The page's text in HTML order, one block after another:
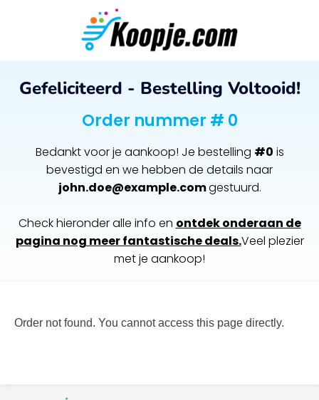
Gefeliciteerd - Bestelling Voltooid!
Order nummer # 0
Bedankt voor je aankoop! Je bestelling #0 is
bevestigd en we hebben de details naar
john.doe@example.comgestuurd.
Check hieronder alle info en ontdek onderaan de
pagina nog meer fantastische deals.Veel plezier
met je aankoop!
Order not found. You cannot access this page directly.